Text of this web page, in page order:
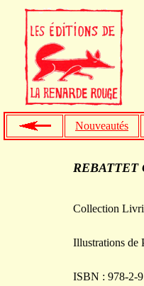
Nouveautés
REBATTET
Collection
Illustrations de
ISBN : 978-2-